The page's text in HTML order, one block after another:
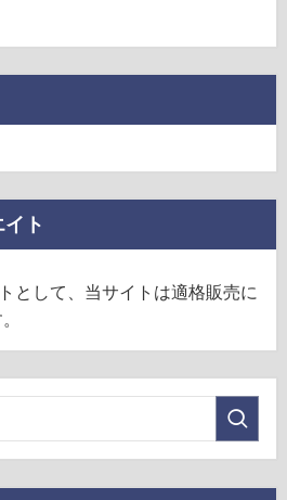
ト
として、当サイトは適格販売に